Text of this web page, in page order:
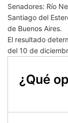
Senadores: Río
Santiago del
de Buenos Aires.
El resultado
del 10 de
¿Qué